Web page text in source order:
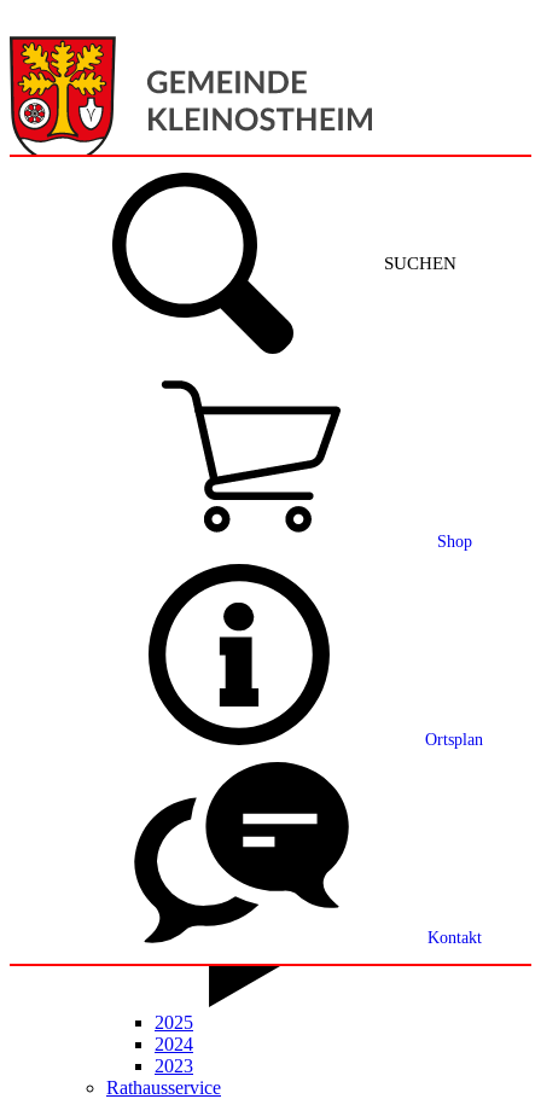
SUCHEN
Shop
Ortsplan
Kontakt
Gemeinde + Service
Grußwort
Ortsplan
Partnerschaft
Statistik
Mitteilungsblatt
2025
2024
2023
Rathausservice